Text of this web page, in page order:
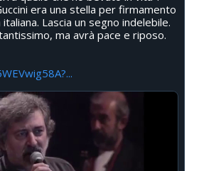
era una stella per firmamento
Lascia un segno indelebile.
ma avrà pace e riposo.